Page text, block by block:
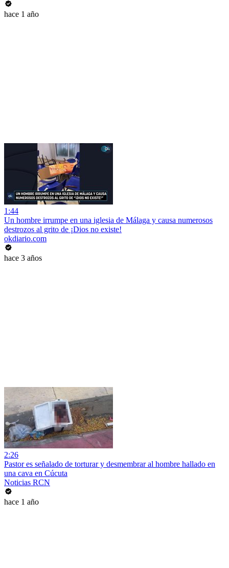
hace 1 año
1:44
Un hombre irrumpe en una iglesia de Málaga y causa numerosos
destrozos al grito de ¡Dios no existe!
okdiario.com
hace 3 años
2:26
Pastor es señalado de torturar y desmembrar al hombre hallado en
una cava en Cúcuta
Noticias RCN
hace 1 año